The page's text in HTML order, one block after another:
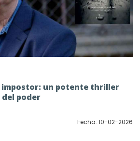
impostor: un potente thriller
del poder
Fecha: 10-02-2026